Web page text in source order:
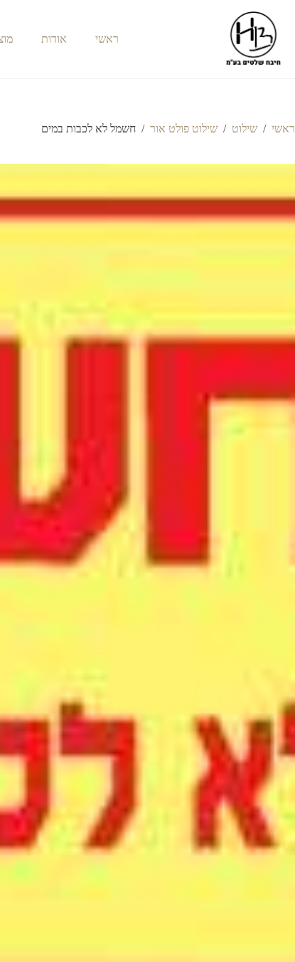
ראשי אודות
ראשי / שילוט / שילוט פולט אור / חשמל לא לכבות במים